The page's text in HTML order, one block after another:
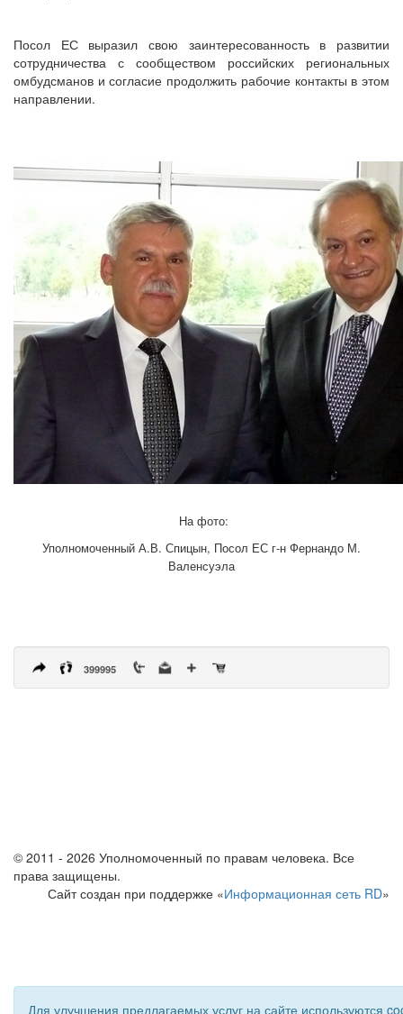
Посол ЕС выразил свою заинтересованность в развитии
сотрудничества с сообществом российских региональных
омбудсманов и согласие продолжить рабочие контакты в этом
направлении.
На фото:
Уполномоченный А.В. Спицын, Посол ЕС г-н Фернандо М.
Валенсуэла
399995
© 2011 - 2026 Уполномоченный по правам человека. Все
права защищены.
Сайт создан при поддержке «Информационная сеть RD»
Для улучшения предлагаемых услуг на сайте используются